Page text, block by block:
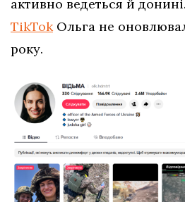
активно ведеться й
TikTokОльга не
року.